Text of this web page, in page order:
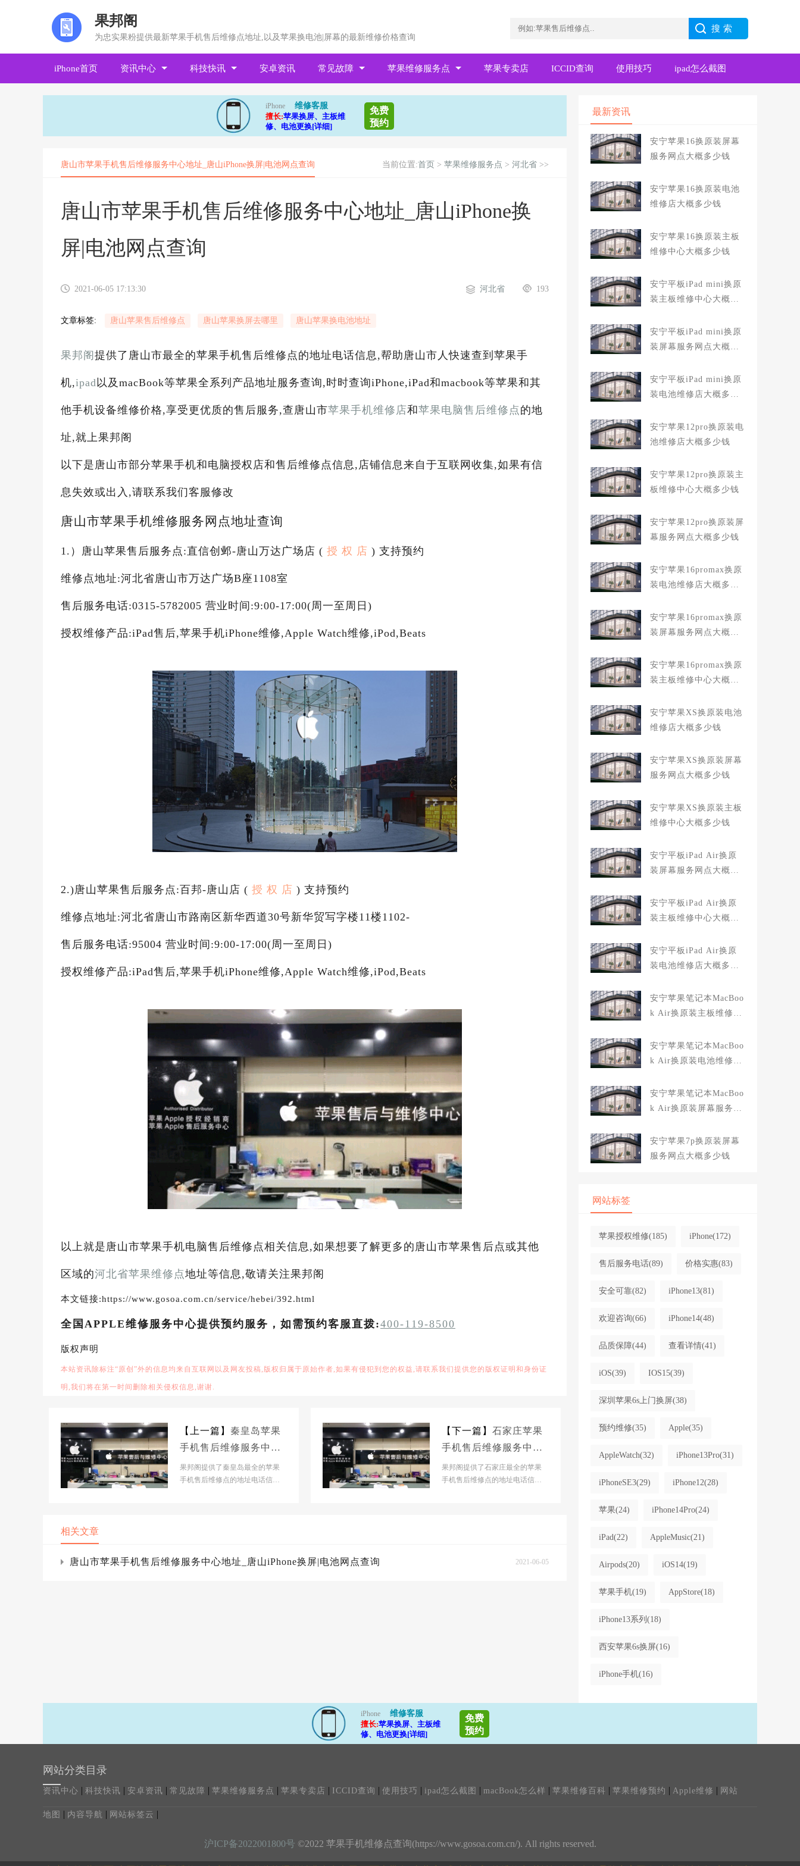
果邦阁
为忠实果粉提供最新苹果手机售后维修点地址,以及苹果换电池|屏幕的最新维修价格查询
iPhone首页 资讯中心 科技快讯 安卓资讯 常见故障 苹果维修服务点 苹果专卖店 ICCID查询 使用技巧 ipad怎么截图
iPhone
维修客服
擅长:苹果换屏、主板维
修、电池更换[详细]
免费
预约
唐山市苹果手机售后维修服务中心地址_唐山iPhone换屏|电池网点查询 当前位置:首页 > 苹果维修服务点 > 河北省>>
唐山市苹果手机售后维修服务中心地址_唐山iPhone换
屏|电池网点查询
2021-06-05 17:13:30 193
河北省
文章标签: 唐山苹果售后维修点 唐山苹果换屏去哪里 唐山苹果换电池地址
果邦阁 提供了唐山市最全的苹果手机售后维修点的地址电话信息,帮助唐山市人快速查到苹果手
机,ipad以及macBook等苹果全系列产品地址服务查询,时时查询iPhone,iPad和macbook等苹果和其
他手机设备维修价格,享受更优质的售后服务,查唐山市苹果手机维修店和苹果电脑售后维修点 的地
址,就上果邦阁
以下是唐山市部分苹果手机和电脑授权店和售后维修点信息,店铺信息来自于互联网收集,如果有信
息失效或出入,请联系我们客服修改
唐山市苹果手机维修服务网点地址查询
1.）唐山苹果售后服务点:直信创邺-唐山万达广场店 ( 授 权 店 ) 支持预约
维修点地址:河北省唐山市万达广场B座1108室
售后服务电话:0315-5782005 营业时间:9:00-17:00(周一至周日)
授权维修产品:iPad售后,苹果手机iPhone维修,Apple Watch维修,iPod,Beats
2.)唐山苹果售后服务点:百邦-唐山店 ( 授 权 店 ) 支持预约
维修点地址:河北省唐山市路南区新华西道30号新华贸写字楼11楼1102-
售后服务电话:95004 营业时间:9:00-17:00(周一至周日)
授权维修产品:iPad售后,苹果手机iPhone维修,Apple Watch维修,iPod,Beats
以上就是唐山市苹果手机电脑售后维修点相关信息,如果想要了解更多的唐山市苹果售后点或其他
区域的河北省苹果维修点地址等信息,敬请关注果邦阁
本文链接:https://www.gosoa.com.cn/service/hebei/392.html
全国APPLE维修服务中心提供预约服务，如需预约客服直拨:400-119-8500
版权声明
本站资讯除标注“原创”外的信息均来自互联网以及网友投稿,版权归属于原始作者,如果有侵犯到您的权益,请联系我们提供您的版权证明和身份证
明,我们将在第一时间删除相关侵权信息,谢谢.
【上一篇】 秦皇岛苹果
手机售后维修服务中心
地址_秦皇岛iPhone换
屏|电池网点查询
果邦阁提供了秦皇岛最全的苹果
手机售后维修点的地址电话信息,
【下一篇】 石家庄苹果
手机售后维修服务中心
地址_石家庄iPhone换
屏|电池网点查询
果邦阁提供了石家庄最全的苹果
手机售后维修点的地址电话信息,
相关文章
唐山市苹果手机售后维修服务中心地址_唐山iPhone换屏|电池网点查询 2021-06-05
最新资讯
安宁苹果16换原装屏幕
服务网点大概多少钱
安宁苹果16换原装电池
维修店大概多少钱
安宁苹果16换原装主板
维修中心大概多少钱
安宁平板iPad mini换原
装主板维修中心大概多
安宁平板iPad mini换原
装屏幕服务网点大概多
安宁平板iPad mini换原
装电池维修店大概多少
安宁苹果12pro换原装电
池维修店大概多少钱
安宁苹果12pro换原装主
板维修中心大概多少钱
安宁苹果12pro换原装屏
幕服务网点大概多少钱
安宁苹果16promax换原
装电池维修店大概多少
安宁苹果16promax换原
装屏幕服务网点大概多
安宁苹果16promax换原
装主板维修中心大概多
安宁苹果XS换原装电池
维修店大概多少钱
安宁苹果XS换原装屏幕
服务网点大概多少钱
安宁苹果XS换原装主板
维修中心大概多少钱
安宁平板iPad Air换原
装屏幕服务网点大概多
安宁平板iPad Air换原
装主板维修中心大概多
安宁平板iPad Air换原
装电池维修店大概多少
安宁苹果笔记本MacBoo
k Air换原装主板维修中
安宁苹果笔记本MacBoo
k Air换原装电池维修店
安宁苹果笔记本MacBoo
k Air换原装屏幕服务网
安宁苹果7p换原装屏幕
服务网点大概多少钱
网站标签
苹果授权维修(185) iPhone(172)
售后服务电话(89) 价格实惠(83)
安全可靠(82) iPhone13(81)
欢迎咨询(66) iPhone14(48)
品质保障(44) 查看详情(41)
iOS(39) IOS15(39)
深圳苹果6s上门换屏(38)
预约维修(35) Apple(35)
AppleWatch(32) iPhone13Pro(31)
iPhoneSE3(29) iPhone12(28)
苹果(24) iPhone14Pro(24)
iPad(22) AppleMusic(21)
Airpods(20) iOS14(19)
苹果手机(19) AppStore(18)
iPhone13系列 (18)
西安苹果6s换屏(16)
iPhone手机(16)
iPhone
维修客服
擅长:苹果换屏、主板维
修、电池更换[详细]
免费
预约
网站分类目录
资讯中心 | 科技快讯 | 安卓资讯 | 常见故障 | 苹果维修服务点 | 苹果专卖店 | ICCID查询 | 使用技巧 | ipad怎么截图 | macBook怎么样 | 苹果维修百科 | 苹果维修预约 | Apple维修 | 网站
地图 | 内容导航 | 网站标签云 |
沪ICP备2022001800号 ©2022 苹果手机维修点查询(https://www.gosoa.com.cn/). All rights reserved.